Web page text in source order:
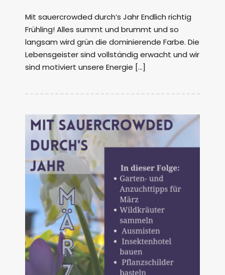
Mit sauercrowded durch’s Jahr Endlich richtig
Frühling! Alles summt und brummt und so
langsam wird grün die dominierende Farbe. Die
Lebensgeister sind vollständig erwacht und wir
sind motiviert unsere Energie […]